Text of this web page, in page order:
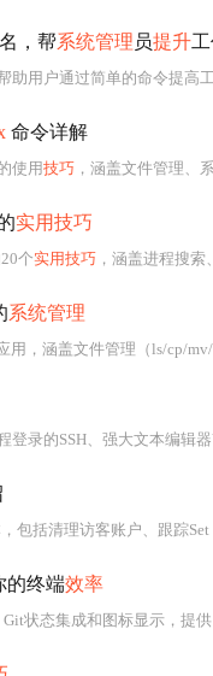
，帮系统管理 员提升
助用户通过简单的命令提高
命令详解
使用技巧 ，涵盖文件管理、系统监控、软件
实用技巧
个实用技巧 ，涵盖进程搜索、排序、树形视图、自定
系统管理
，涵盖文件管理（ls/cp/mv/rm/
强大文本编辑器Vim、可编写自动化脚本
理访客账户、跟踪Set User ID应用程序、设置系统日期、显示已启用的服务、按名
的终端效率
状态集成和图标显示，提